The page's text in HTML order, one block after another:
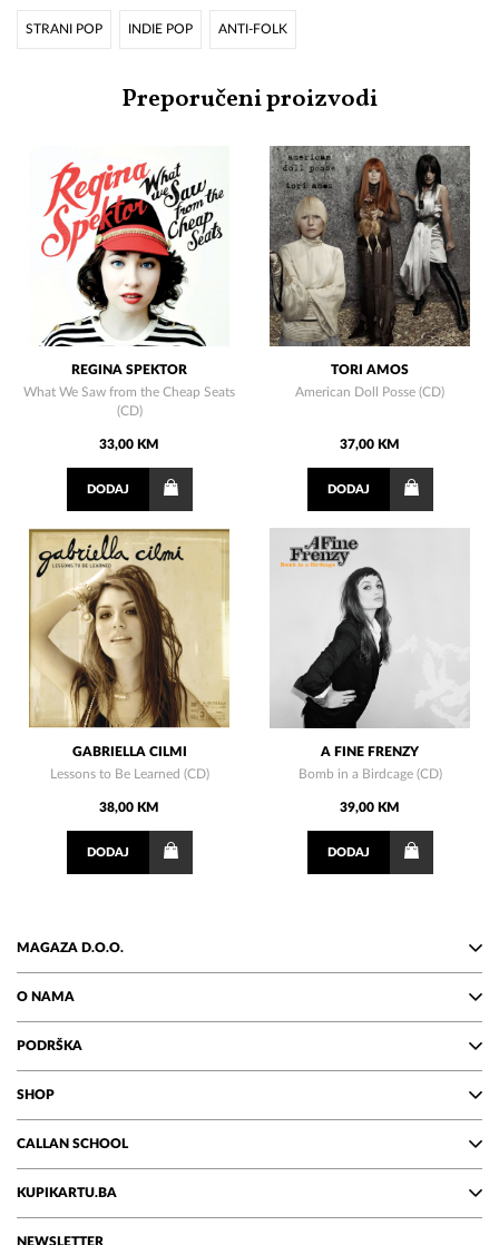
STRANI POP INDIE POP ANTI-FOLK
Preporučeni proizvodi
REGINA SPEKTOR
What We Saw from the Cheap Seats
(CD)
33,00 KM
DODAJ
TORI AMOS
American Doll Posse (CD)
37,00 KM
DODAJ
GABRIELLA CILMI
Lessons to Be Learned (CD)
38,00 KM
DODAJ
A FINE FRENZY
Bomb in a Birdcage (CD)
39,00 KM
DODAJ
MAGAZA D.O.O.
O NAMA
PODRŠKA
SHOP
CALLAN SCHOOL
KUPIKARTU.BA
NEWSLETTER